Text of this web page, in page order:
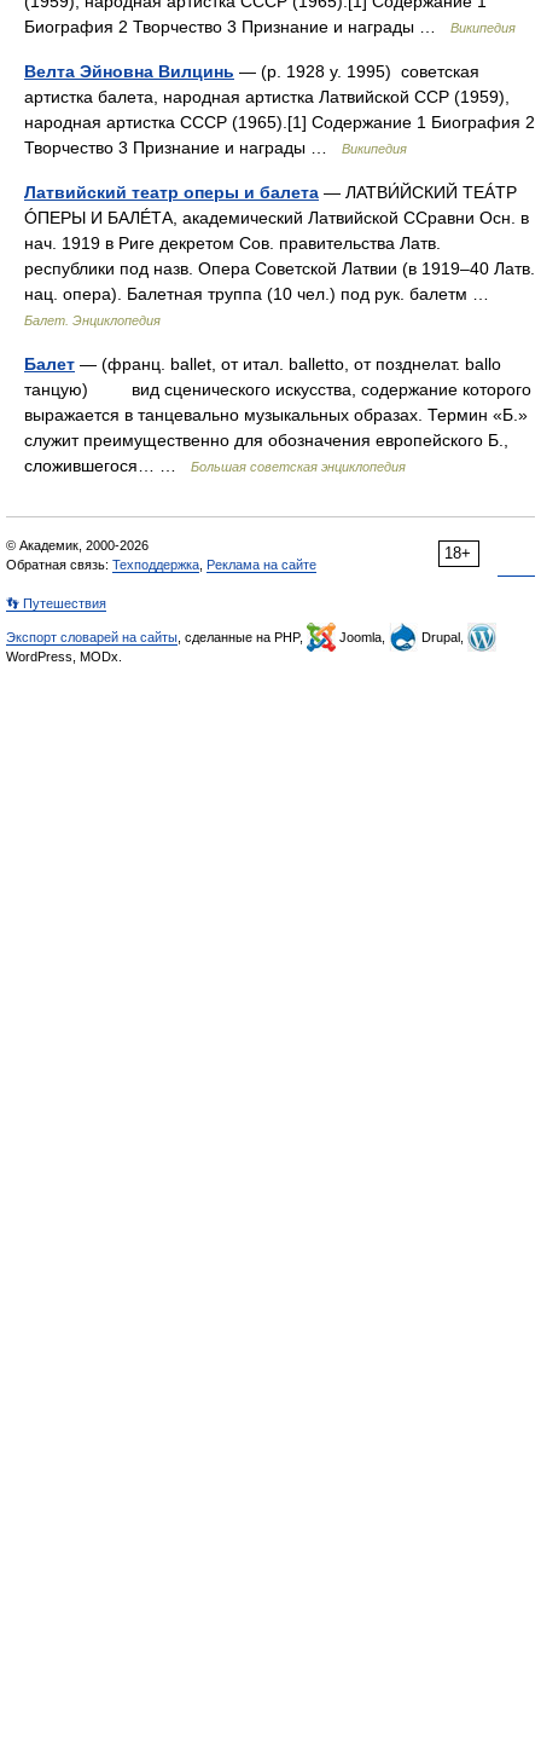
Биография 2 Творчество 3 Признание и награды …
Википедия
Велта Эйновна Вилцинь — (р. 1928 у. 1995) советская
артистка балета, народная артистка Латвийской ССР (1959),
народная артистка СССР (1965).[1] Содержание 1 Биография 2
Творчество 3 Признание и награды …
Википедия
Латвийский театр оперы и балета — ЛАТВИ́ЙСКИЙ ТЕÁТР
ÓПЕРЫ И БАЛÉТА, академический Латвийской ССравни Осн. в
нач. 1919 в Риге декретом Сов. правительства Латв.
республики под назв. Опера Советской Латвии (в 1919–40 Латв.
нац. опера). Балетная труппа (10 чел.) под рук. балетм …
Балет. Энциклопедия
Балет — (франц. ballet, от итал. balletto, от позднелат. ballo
танцую) вид сценического искусства, содержание которого
выражается в танцевально музыкальных образах. Термин «Б.»
служит преимущественно для обозначения европейского Б.,
сложившегося… …
Большая советская энциклопедия
18+
© Академик, 2000-2026
Обратная связь: Техподдержка Реклама на сайте
👣 Путешествия
Экспорт словарей на сайты , сделанные на PHP, Joomla,
Drupal,
WordPress, MODx.